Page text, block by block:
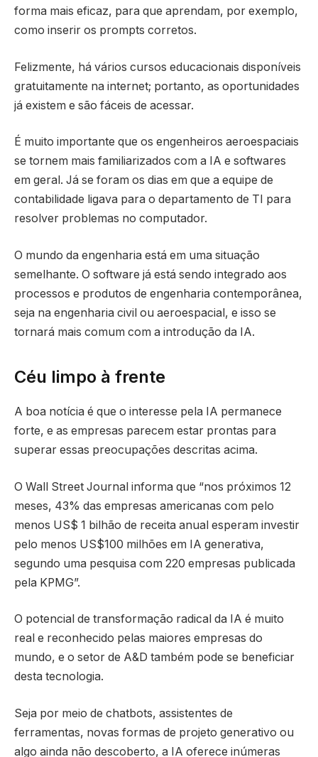
forma mais eficaz, para que aprendam, por exemplo,
como inserir os prompts corretos.
Felizmente, há vários cursos educacionais disponíveis
gratuitamente na internet; portanto, as oportunidades
já existem e são fáceis de acessar.
É muito importante que os engenheiros aeroespaciais
se tornem mais familiarizados com a IA e softwares
em geral. Já se foram os dias em que a equipe de
contabilidade ligava para o departamento de TI para
resolver problemas no computador.
O mundo da engenharia está em uma situação
semelhante. O software já está sendo integrado aos
processos e produtos de engenharia contemporânea,
seja na engenharia civil ou aeroespacial, e isso se
tornará mais comum com a introdução da IA.
Céu limpo à frente
A boa notícia é que o interesse pela IA permanece
forte, e as empresas parecem estar prontas para
superar essas preocupações descritas acima.
O Wall Street Journal informa que “nos próximos 12
meses, 43% das empresas americanas com pelo
menos US$ 1 bilhão de receita anual esperam investir
pelo menos US$100 milhões em IA generativa,
segundo uma pesquisa com 220 empresas publicada
pela KPMG”.
O potencial de transformação radical da IA é muito
real e reconhecido pelas maiores empresas do
mundo, e o setor de A&D também pode se beneficiar
desta tecnologia.
Seja por meio de chatbots, assistentes de
ferramentas, novas formas de projeto generativo ou
algo ainda não descoberto, a IA oferece inúmeras